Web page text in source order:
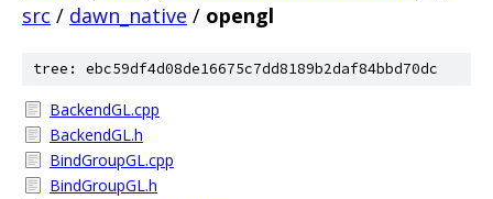
src / dawn_native / opengl
tree: ebc59df4d08de16675c7dd8189b2daf84bbd70dc
BackendGL.cpp
BackendGL.h
BindGroupGL.cpp
BindGroupGL.h